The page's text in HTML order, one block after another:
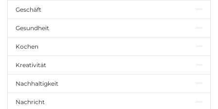
Geschäft
Gesundheit
Kochen
Kreativität
Nachhaltigkeit
Nachricht